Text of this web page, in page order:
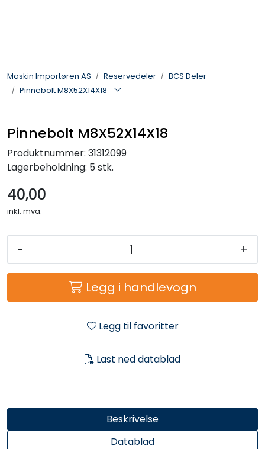
Maskin Importøren AS Reservedeler
BCS Deler
Pinnebolt M8X52X14X18
Pinnebolt M8X52X14X18
Produktnummer: 31312099
Lagerbeholdning: 5 stk.
40,00
inkl. mva.
- +
Legg i handlevogn
Legg til favoritter
Last ned datablad
Beskrivelse
Datablad
Sprøyter
Hageredskaper
ATV & Plentraktorutstyr
Reservedeler
Ryggsprøyte